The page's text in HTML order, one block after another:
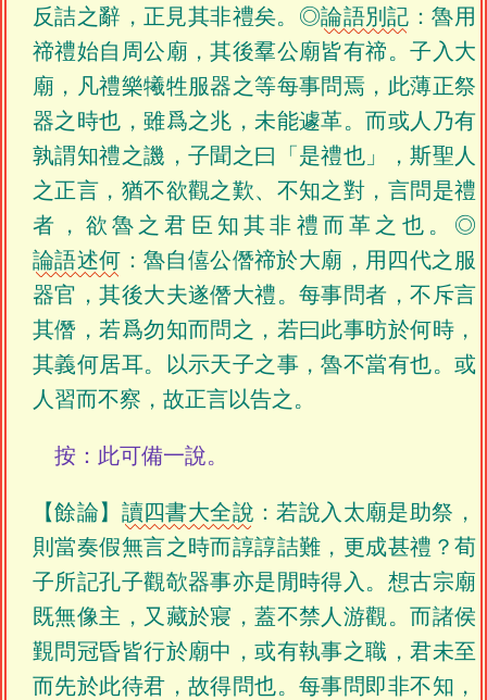
反詰之辭，正見其非禮矣。◎論語別記 ：魯用
禘禮始自周公廟，其後羣公廟皆有禘。子入大
廟，凡禮樂犧牲服器之等每事問焉，此薄正祭
器之時也，雖爲之兆，未能遽革。而或人乃有
孰謂知禮之譏，子聞之曰「是禮也」，斯聖人
之正言，猶不欲觀之歎、不知之對，言問是禮
者，欲魯之君臣知其非禮而革之也。◎
論語述何 ：魯自僖公僭禘於大廟，用四代之服
器官，其後大夫遂僭大禮。每事問者，不斥言
其僭，若爲勿知而問之，若曰此事昉於何時，
其義何居耳。以示天子之事，魯不當有也。或
人習而不察，故正言以告之。
按：此可備一說。
【餘論】 讀四書大全說 ：若說入太廟是助祭，
則當奏假無言之時而諄諄詰難，更成甚禮？荀
子所記孔子觀欹器事亦是閒時得入。想古宗廟
既無像主，又藏於寢，蓋不禁人游觀。而諸侯
覲問冠昏皆行於廟中，或有執事之職，君未至
而先於此待君，故得問也。每事問即非不知，